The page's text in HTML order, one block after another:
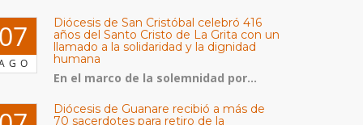
Diócesis de San Cristóbal celebró 416
años del Santo Cristo de La Grita con un
llamado a la solidaridad y la dignidad
humana
En el marco de la solemnidad por...
Diócesis de Guanare recibió a más de
70 sacerdotes para retiro de la